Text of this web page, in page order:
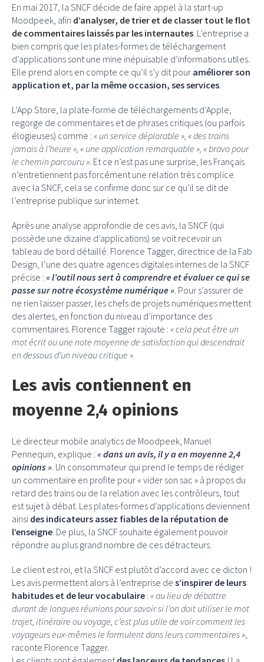
En mai 2017, la SNCF décide de faire appel à la start-up
Moodpeek, afin d’analyser, de trier et de classer tout le flot
de commentaires laissés par les internautes . L’entreprise a
bien compris que les plates-formes de téléchargement
d’applications sont une mine inépuisable d’informations utiles.
Elle prend alors en compte ce qu’il s’y dit pour améliorer son
application et, par la même occasion, ses services
L’App Store, la plate-forme de téléchargements d’Apple,
regorge de commentaires et de phrases critiques (ou parfois
élogieuses) comme : « un service déplorable », « des trains
jamais à l’heure », « une application remarquable », « bravo pour
le chemin parcouru » . Et ce n’est pas une surprise, les Français
n’entretiennent pas forcément une relation très complice
avec la SNCF, cela se confirme donc sur ce qu’il se dit de
l’entreprise publique sur internet.
Après une analyse approfondie de ces avis , la SNCF (qui
possède une dizaine d’applications) se voit recevoir un
tableau de bord détaillé. Florence Tagger, directrice de la Fab
Design, l’une des quatre agences digitales internes de la SNCF
précise : « l’outil nous sert à comprendre et évaluer ce qui se
passe sur notre écosystème numérique » . Pour s’assurer de
ne rien laisser passer, les chefs de projets numériques mettent
des alertes, en fonction du niveau d’importance des
commentaires. Florence Tagger rajoute : « cela peut être un
mot écrit ou une note moyenne de satisfaction qui descendrait
en dessous d’un niveau critique »
Les avis contiennent en
moyenne 2,4 opinions
Le directeur mobile analytics de Moodpeek, Manuel
Pennequin, explique : « dans un avis, il y a en moyenne 2,4
opinions » . Un consommateur qui prend le temps de rédiger
un commentaire en profite pour « vider son sac » à propos du
retard des trains ou de la relation avec les contrôleurs, tout
est sujet à débat. Les plates-formes d’applications deviennent
ainsi des indicateurs assez fiables de la réputation de
l’enseigne . De plus, la SNCF souhaite également pouvoir
répondre au plus grand nombre de ces détracteurs.
Le client est roi, et la SNCF est plutôt d’accord avec ce dicton !
Les avis permettent alors à l’entreprise de s’inspirer de leurs
habitudes et de leur vocabulaire : « au lieu de débattre
durant de longues réunions pour savoir si l’on doit utiliser le mot
trajet, itinéraire ou voyage, c’est plus utile de voir comment les
voyageurs eux-mêmes le formulent dans leurs commentaires »
raconte Florence Tagger.